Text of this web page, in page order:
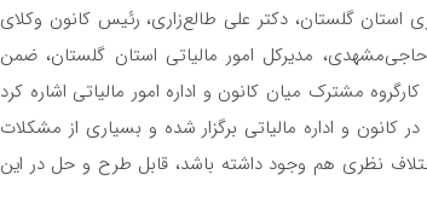
استان گلستان، دکتر علی طالع‌زاری، رئیس کانون وکلای
مدیرکل امور مالیاتی استان گلستان، ضمن
مشترک میان کانون و اداره امور مالیاتی اشاره کرد
و اداره مالیاتی برگزار شده و بسیاری از مشکلات
نظری هم وجود داشته باشد، قابل طرح و حل در این